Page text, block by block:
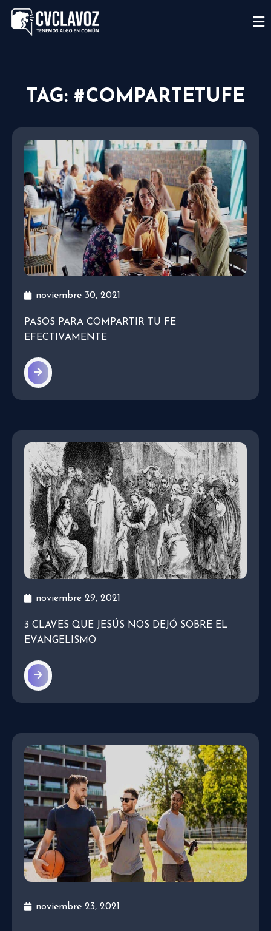
TAG: #COMPARTETUFE
noviembre 30, 2021
PASOS PARA COMPARTIR TU FE
EFECTIVAMENTE
noviembre 29, 2021
3 CLAVES QUE JESÚS NOS DEJÓ SOBRE EL
EVANGELISMO
noviembre 23, 2021